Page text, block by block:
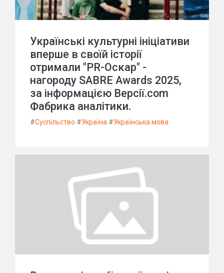
Українські культурні ініціативи
вперше в своїй історії
отримали "PR-Оскар" -
нагороду SABRE Awards 2025,
за інформацією Версії.com
Фабрика аналітики.
#Суспільство #Україна #Українська мова